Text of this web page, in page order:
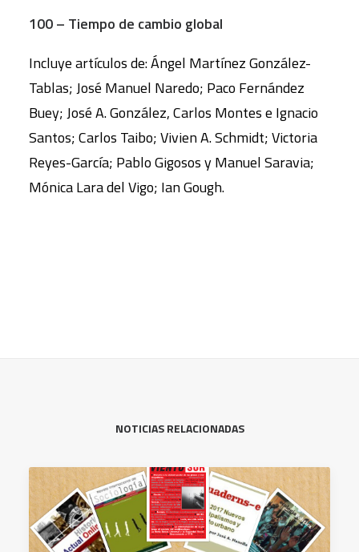
100 – Tiempo de cambio global
Incluye artículos de: Ángel Martínez González-
Tablas; José Manuel Naredo; Paco Fernández
Buey; José A. González, Carlos Montes e Ignacio
Santos; Carlos Taibo; Vivien A. Schmidt; Victoria
Reyes-García; Pablo Gigosos y Manuel Saravia;
Mónica Lara del Vigo; Ian Gough.
NOTICIAS RELACIONADAS